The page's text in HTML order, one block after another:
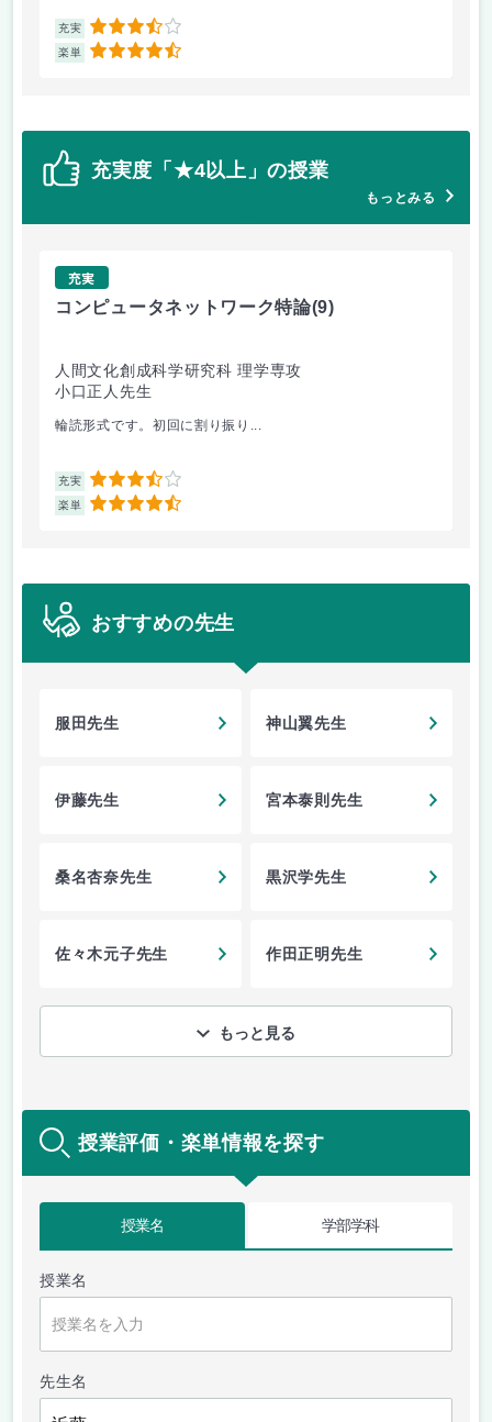
充実 3.5
楽単 4.5
充実度「★4以上」の授業
もっとみる
充実
コンピュータネットワーク特論(9)
人間文化創成科学研究科 理学専攻
小口正人先生
輪読形式です。初回に割り振り...
充実 3.5
楽単 4.5
おすすめの先生
服田先生 神山翼先生
伊藤先生 宮本泰則先生
桑名杏奈先生 黒沢学先生
佐々木元子先生 作田正明先生
もっと見る
授業評価・楽単情報を探す
授業名 学部学科
授業名
先生名